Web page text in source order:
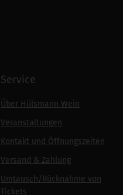
Service
Über Hülsmann Wein
Veranstaltungen
Kontakt und Öffnungszeiten
Versand & Zahlung
Umtausch/Rücknahme von
Tickets